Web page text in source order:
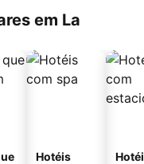
em La
Hotéis